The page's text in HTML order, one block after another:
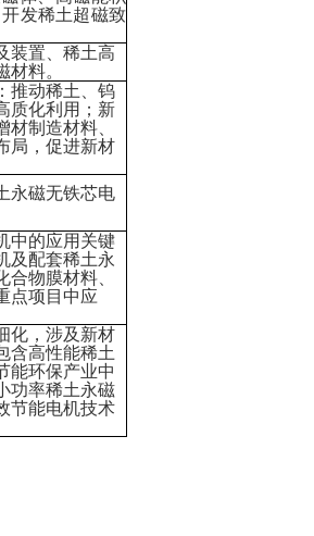
发稀土超磁致
装置、稀土高
料。
推动稀土、钨
质化利用；新
制造材料、
局，促进新材
永磁无铁芯电
中的应用关键
及配套稀土永
物膜材料、
点项目中应
化，涉及新材
含高性能稀土
能环保产业中
功率稀土永磁
节能电机技术